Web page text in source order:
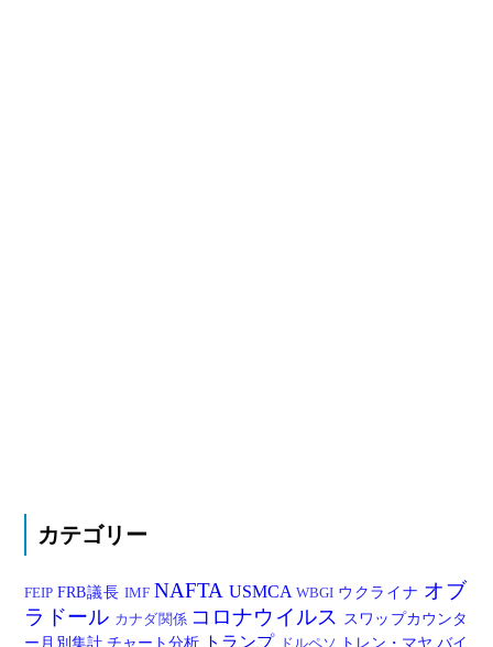
カテゴリー
FEIPFRB議長IMF NAFTA USMCAWBGI ウクライナ オブ
ラドール カナダ関係 コロナウイルス スワップカウンタ
ー月別集計 チャート分析 トランプ トレン・マヤバイ